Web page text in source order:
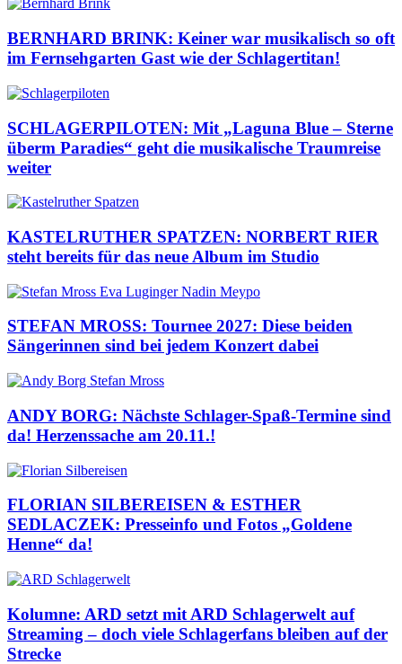
BERNHARD BRINK: Keiner war musikalisch so oft
im Fernsehgarten Gast wie der Schlagertitan!
SCHLAGERPILOTEN: Mit „Laguna Blue – Sterne
überm Paradies“ geht die musikalische Traumreise
weiter
KASTELRUTHER SPATZEN: NORBERT RIER
steht bereits für das neue Album im Studio
STEFAN MROSS: Tournee 2027: Diese beiden
Sängerinnen sind bei jedem Konzert dabei
ANDY BORG: Nächste Schlager-Spaß-Termine sind
da! Herzenssache am 20.11.!
FLORIAN SILBEREISEN & ESTHER
SEDLACZEK: Presseinfo und Fotos „Goldene
Henne“ da!
Kolumne: ARD setzt mit ARD Schlagerwelt auf
Streaming – doch viele Schlagerfans bleiben auf der
Strecke